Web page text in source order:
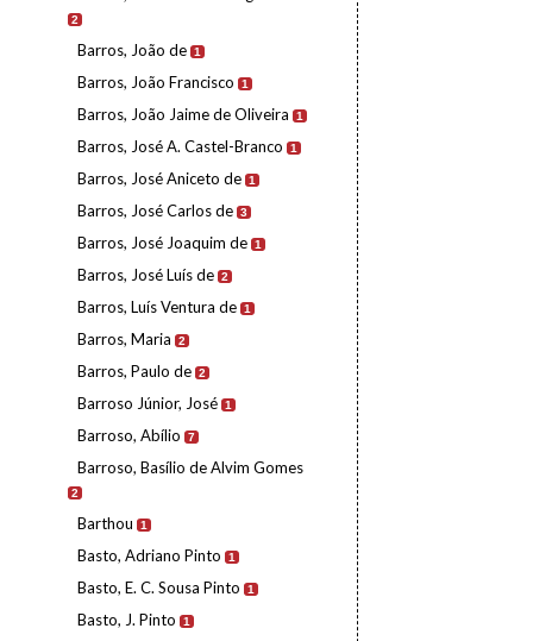
2
Barros, João de 1
Barros, João Francisco 1
Barros, João Jaime de Oliveira 1
Barros, José A. Castel-Branco 1
Barros, José Aniceto de 1
Barros, José Carlos de 3
Barros, José Joaquim de 1
Barros, José Luís de 2
Barros, Luís Ventura de 1
Barros, Maria 2
Barros, Paulo de 2
Barroso Júnior, José 1
Barroso, Abílio 7
Barroso, Basílio de Alvim Gomes
2
Barthou 1
Basto, Adriano Pinto 1
Basto, E. C. Sousa Pinto 1
Basto, J. Pinto 1